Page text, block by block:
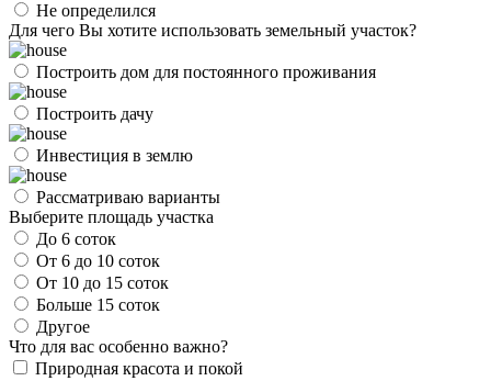
Не определился
Для чего Вы хотите использовать земельный участок?
Построить дом для постоянного проживания
Построить дачу
Инвестиция в землю
Рассматриваю варианты
Выберите площадь участка
До 6 соток
От 6 до 10 соток
От 10 до 15 соток
Больше 15 соток
Другое
Что для вас особенно важно?
Природная красота и покой